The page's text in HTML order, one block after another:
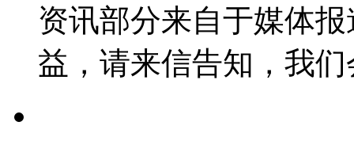
资讯部分来自于媒体
益，请来信告知，我